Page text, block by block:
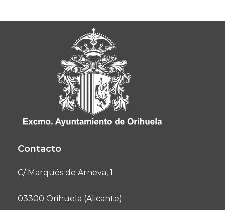
Contacto
C/ Marqués de Arneva, 1
03300 Orihuela (Alicante)